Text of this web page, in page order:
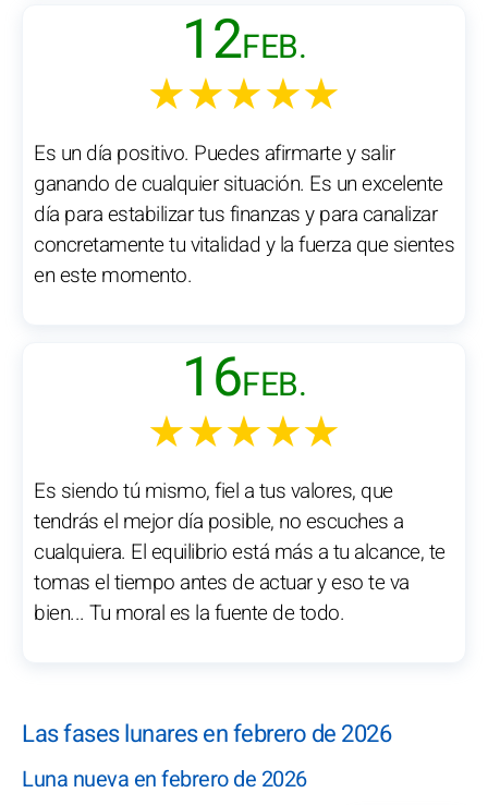
12FEB.
★★★★★
Es un día positivo. Puedes afirmarte y salir
ganando de cualquier situación. Es un excelente
día para estabilizar tus finanzas y para canalizar
concretamente tu vitalidad y la fuerza que sientes
en este momento.
16FEB.
★★★★★
Es siendo tú mismo, fiel a tus valores, que
tendrás el mejor día posible, no escuches a
cualquiera. El equilibrio está más a tu alcance, te
tomas el tiempo antes de actuar y eso te va
bien... Tu moral es la fuente de todo.
Las fases lunares en febrero de 2026
Luna nueva en febrero de 2026